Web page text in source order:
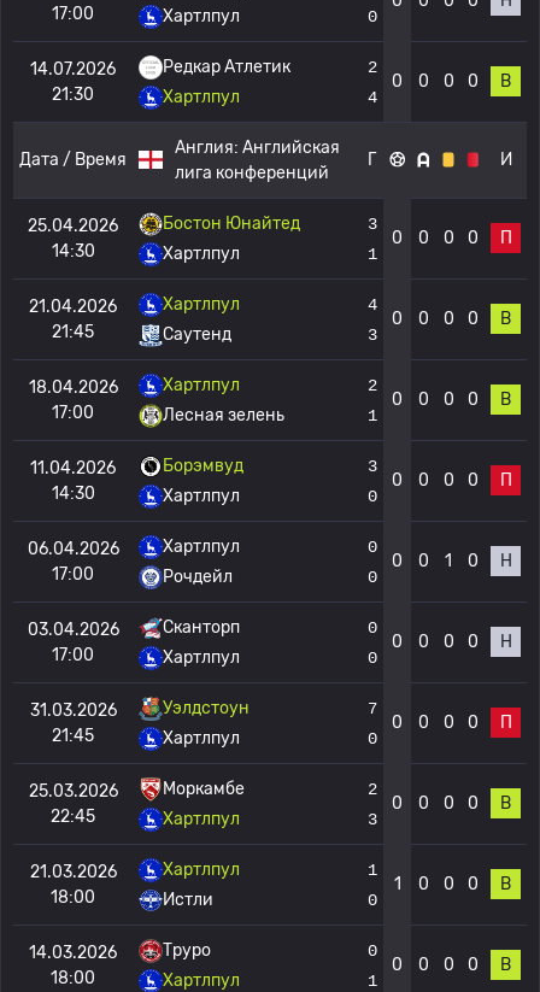
17:00
Хартлпул
0
14.07.2026
21:30
Редкар Атлетик
Хартлпул
2
4
0 0 0 0 В
Дата / Время
Англия: Английская
лига конференций
Г И
25.04.2026
14:30
Бостон Юнайтед
Хартлпул
3
1
0 0 0 0 П
21.04.2026
21:45
Хартлпул
Саутенд
4
3
0 0 0 0 В
18.04.2026
17:00
Хартлпул
Лесная зелень
2
1
0 0 0 0 В
11.04.2026
14:30
Борэмвуд
Хартлпул
3
0
0 0 0 0 П
06.04.2026
17:00
Хартлпул
Рочдейл
0
0
0 0 1 0 Н
03.04.2026
17:00
Сканторп
Хартлпул
0
0
0 0 0 0 Н
31.03.2026
21:45
Уэлдстоун
Хартлпул
7
0
0 0 0 0 П
25.03.2026
22:45
Моркамбе
Хартлпул
2
3
0 0 0 0 В
21.03.2026
18:00
Хартлпул
Истли
1
0
1 0 0 0 В
14.03.2026
18:00
Труро
Хартлпул
0
1
0 0 0 0 В